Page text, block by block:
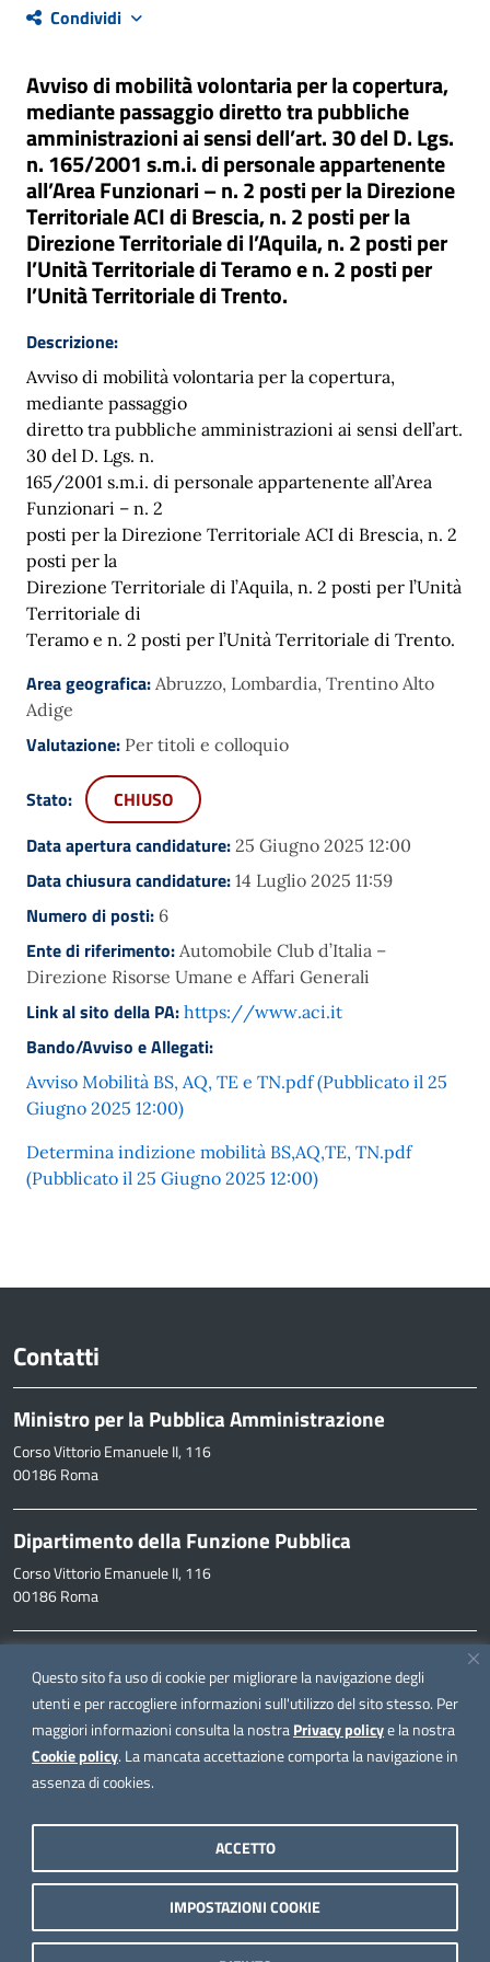
Questo sito fa uso di cookie per migliorare la navigazione degli
utenti e per raccogliere informazioni sull'utilizzo del sito stesso. Per
maggiori informazioni consulta la nostraPrivacy policye la nostra
Cookie policy. La mancata accettazione comporta la navigazione in
assenza di cookies.
IMPOSTAZIONI COOKIE
ACCETTO
Condividi
Avviso di mobilità volontaria per la copertura,
mediante passaggio diretto tra pubbliche
amministrazioni ai sensi dell’art. 30 del D. Lgs.
n. 165/2001 s.m.i. di personale appartenente
all’Area Funzionari – n. 2 posti per la Direzione
Territoriale ACI di Brescia, n. 2 posti per la
Direzione Territoriale di l’Aquila, n. 2 posti per
l’Unità Territoriale di Teramo e n. 2 posti per
l’Unità Territoriale di Trento.
Descrizione:
Avviso di mobilità volontaria per la copertura,
mediante passaggio
diretto tra pubbliche amministrazioni ai sensi dell’art.
30 del D. Lgs. n.
165/2001 s.m.i. di personale appartenente all’Area
Funzionari – n. 2
posti per la Direzione Territoriale ACI di Brescia, n. 2
posti per la
Direzione Territoriale di l’Aquila, n. 2 posti per l’Unità
Territoriale di
Teramo e n. 2 posti per l’Unità Territoriale di Trento.
Area geografica: Abruzzo, Lombardia, Trentino Alto
Adige
Valutazione: Per titoli e colloquio
Stato:
CHIUSO
Data apertura candidature: 25 Giugno 2025 12:00
Data chiusura candidature: 14 Luglio 2025 11:59
Numero di posti: 6
Ente di riferimento: Automobile Club d’Italia –
Direzione Risorse Umane e Affari Generali
Link al sito della PA: https://www.aci.it
Bando/Avviso e Allegati:
Avviso Mobilità BS, AQ, TE e TN.pdf (Pubblicato il 25
Giugno 2025 12:00)
Determina indizione mobilità BS,AQ,TE, TN.pdf
(Pubblicato il 25 Giugno 2025 12:00)
Contatti
Ministro per la Pubblica Amministrazione
Corso Vittorio Emanuele II, 116
00186 Roma
Dipartimento della Funzione Pubblica
Corso Vittorio Emanuele II, 116
00186 Roma
inpa@funzionepubblica.it
FAQ
FAQ – Domande e risposte
Seguici su
Note legali